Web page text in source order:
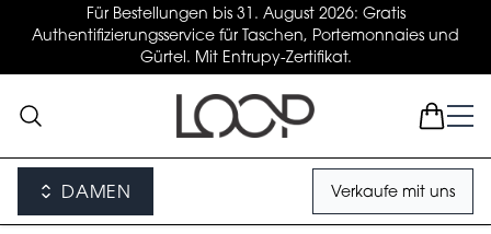
Für Bestellungen bis 31. August 2026: Gratis
Authentifizierungsservice für Taschen, Portemonnaies und
Gürtel. Mit Entrupy-Zertifikat.
DAMEN Verkaufe mit uns